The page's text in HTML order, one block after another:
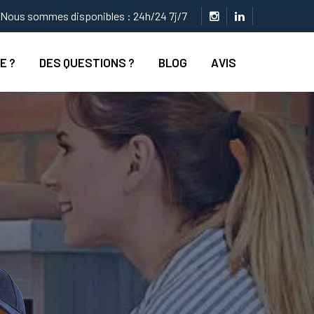
Nous sommes disponibles : 24h/24 7j/7
? DES QUESTIONS ? BLOG AVIS